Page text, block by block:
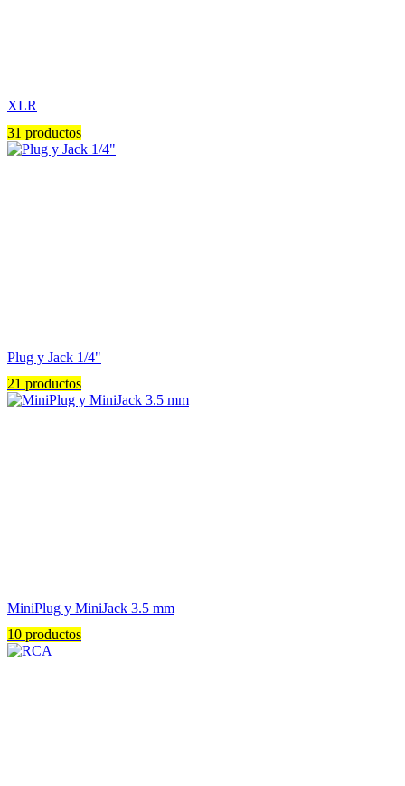
XLR
31 productos
Plug y Jack 1/4"
21 productos
MiniPlug y MiniJack 3.5 mm
10 productos